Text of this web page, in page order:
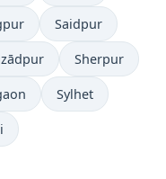
Saidpur
Sherpur
Sylhet